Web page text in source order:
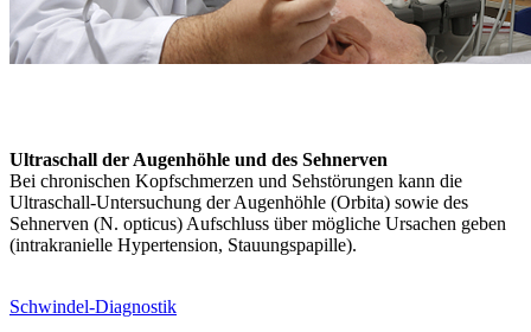
Ultraschall der Augenhöhle und des Sehnerven
Bei chronischen Kopfschmerzen und Sehstörungen kann die
Ultraschall-Untersuchung der Augenhöhle (Orbita) sowie des
Sehnerven (N. opticus) Aufschluss über mögliche Ursachen geben
(intrakranielle Hypertension, Stauungspapille).
Schwindel-Diagnostik